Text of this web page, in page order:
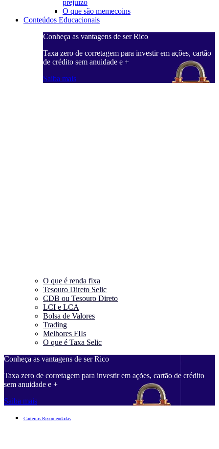
prejuízo
O que são memecoins
Conteúdos Educacionais
Conheça as vantagens de ser Rico
Taxa zero de corretagem para investir em ações, cartão
de crédito sem anuidade e +
Saiba mais
O que é renda fixa
Tesouro Direto Selic
CDB ou Tesouro Direto
LCI e LCA
Bolsa de Valores
Trading
Melhores FIIs
O que é Taxa Selic
Conheça as vantagens de ser Rico
Taxa zero de corretagem para investir em ações, cartão de crédito
sem anuidade e +
Saiba mais
Carteiras Recomendadas